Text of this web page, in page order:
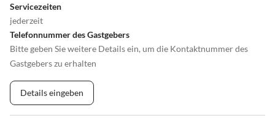
Servicezeiten
jederzeit
Telefonnummer des Gastgebers
Bitte geben Sie weitere Details ein, um die Kontaktnummer des
Gastgebers zu erhalten
Details eingeben